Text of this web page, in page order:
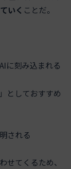
いく ことだ。
に刻み込まれる
としておすすめ
される
せてくるため、